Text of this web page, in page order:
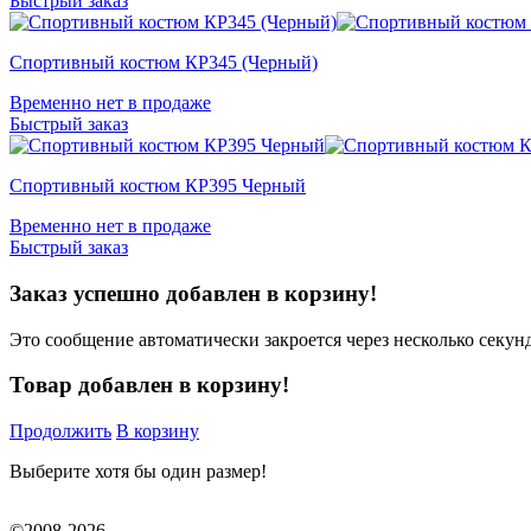
Спортивный костюм КР345 (Черный)
Временно нет в продаже
Быстрый заказ
Спортивный костюм КР395 Черный
Временно нет в продаже
Быстрый заказ
Заказ успешно добавлен в корзину!
Это сообщение автоматически закроется через несколько
Товар добавлен в корзину!
Продолжить В корзину
Выберите хотя бы один размер!